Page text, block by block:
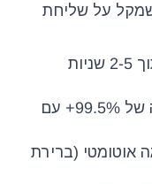
על שליחת
הקוד מגיע תוך 2-5 שניות
שיעור מסירה של 99.5%+ עם
אוטומטי (ברירת